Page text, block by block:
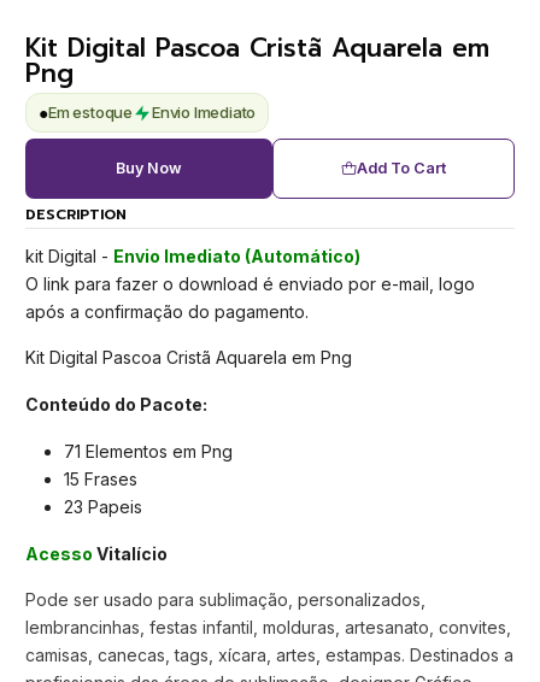
Kit Digital Pascoa Cristã Aquarela em
Png
●Em estoque Envio Imediato
Add To Cart
Buy Now
DESCRIPTION
kit Digital - Envio Imediato (Automático)
O link para fazer o download é enviado por e-mail, logo
após a confirmação do pagamento.
Kit Digital Pascoa Cristã Aquarela em Png
Conteúdo do Pacote:
71 Elementos em Png
15 Frases
23 Papeis
Acesso Vitalício
Pode ser usado para sublimação, personalizados,
lembrancinhas, festas infantil, molduras, artesanato, convites,
camisas, canecas, tags, xícara, artes, estampas. Destinados a